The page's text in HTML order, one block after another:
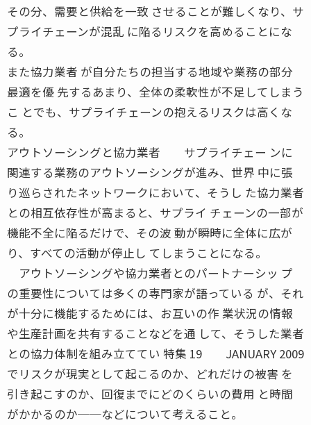
その分、需要と供給を一致 させることが難しくなり、サ
プライチェーンが混乱 に陥るリスクを高めることにな
る。
また協力業者 が自分たちの担当する地域や業務の部分
最適を優 先するあまり、全体の柔軟性が不足してしまう
こ とでも、サプライチェーンの抱えるリスクは高くな
る。
アウトソーシングと協力業者 サプライチェー ンに
関連する業務のアウトソーシングが進み、世界 中に張
り巡らされたネットワークにおいて、そうし た協力業者
との相互依存性が高まると、サプライ チェーンの一部が
機能不全に陥るだけで、その波 動が瞬時に全体に広が
り、すべての活動が停止し てしまうことになる。
アウトソーシングや協力業者とのパートナーシッ プ
の重要性については多くの専門家が語っている が、それ
が十分に機能するためには、お互いの作 業状況の情報
や生産計画を共有することなどを通 して、そうした業者
との協力体制を組み立ててい 特集 19 JANUARY 2009
でリスクが現実として起こるのか、どれだけの被害 を
引き起こすのか、回復までにどのくらいの費用 と時間
がかかるのか──などについて考えること。